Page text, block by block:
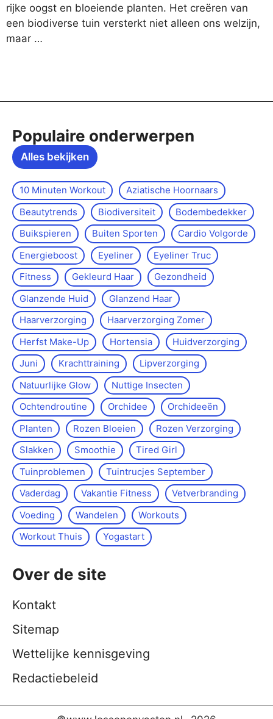
rijke oogst en bloeiende planten. Het creëren van
een biodiverse tuin versterkt niet alleen ons welzijn,
maar …
Populaire onderwerpen
Alles bekijken
10 Minuten Workout
Aziatische Hoornaars
Beautytrends
Biodiversiteit
Bodembedekker
Buikspieren
Buiten Sporten
Cardio Volgorde
Energieboost
Eyeliner
Eyeliner Truc
Fitness
Gekleurd Haar
Gezondheid
Glanzende Huid
Glanzend Haar
Haarverzorging
Haarverzorging Zomer
Herfst Make-Up
Hortensia
Huidverzorging
Juni
Krachttraining
Lipverzorging
Natuurlijke Glow
Nuttige Insecten
Ochtendroutine
Orchidee
Orchideeën
Planten
Rozen Bloeien
Rozen Verzorging
Slakken
Smoothie
Tired Girl
Tuinproblemen
Tuintrucjes September
Vaderdag
Vakantie Fitness
Vetverbranding
Voeding
Wandelen
Workouts
Workout Thuis
Yoga­start
Over de site
Kontakt
Sitemap
Wettelijke kennisgeving
Redactiebeleid